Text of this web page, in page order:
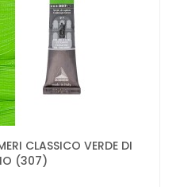
CLASSICO VERDE DI
(307)